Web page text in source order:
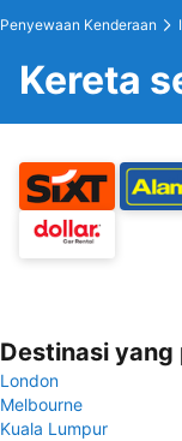
Penyewaan Kenderaan
Kereta
Destinasi yang
London
Melbourne
Kuala Lumpur